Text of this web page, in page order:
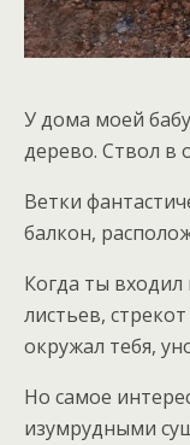
У дома моей
дерево. Ствол в
Ветки
балкон,
Когда ты
листьев,
окружал тебя,
Но самое
изумрудными